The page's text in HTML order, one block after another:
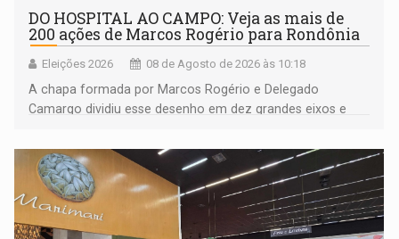
DO HOSPITAL AO CAMPO: Veja as mais de
200 ações de Marcos Rogério para Rondônia
Eleições 2026 08 de Agosto de 2026 às 10:18
A chapa formada por Marcos Rogério e Delegado
Camargo dividiu esse desenho em dez grandes eixos e